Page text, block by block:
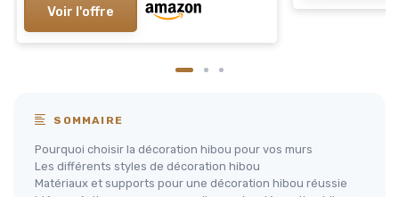
Voir l'offre
SOMMAIRE
Pourquoi choisir la décoration hibou pour vos murs
Les différents styles de décoration hibou
Matériaux et supports pour une décoration hibou réussie